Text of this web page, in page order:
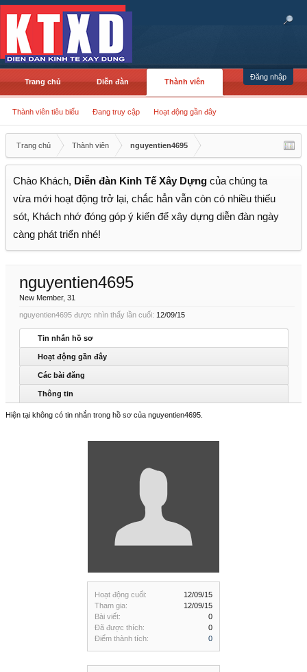
Đăng nhập
Trang chủ Diễn đàn Thành viên
Thành viên tiêu biểu Đang truy cập Hoạt động gần đây
Trang chủ Thành viên nguyentien4695
Chào Khách, Diễn đàn Kinh Tế Xây Dựng của chúng ta
vừa mới hoạt động trở lại, chắc hẳn vẫn còn có nhiều thiếu
sót, Khách nhớ đóng góp ý kiến để xây dựng diễn đàn ngày
càng phát triển nhé!
Hoạt động cuối:
12/09/15
Tham gia:
12/09/15
Bài viết:
0
Đã được thích:
0
Điểm thành tích:
0
nguyentien4695
New Member, 31
nguyentien4695 được nhìn thấy lần cuối: 12/09/15
Tin nhắn hồ sơ
Hoạt động gần đây
Các bài đăng
Thông tin
Hiện tại không có tin nhắn trong hồ sơ của nguyentien4695.